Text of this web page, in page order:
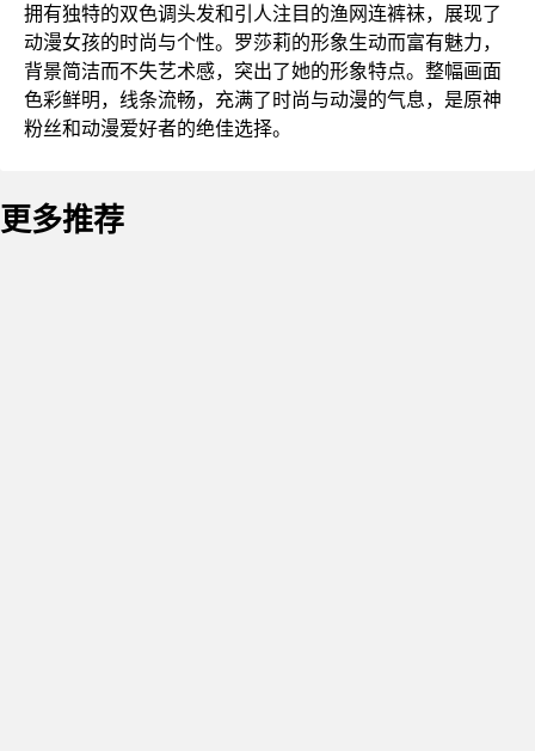
拥有独特的双色调头发和引人注目的渔网连裤袜，展现了
动漫女孩的时尚与个性。罗莎莉的形象生动而富有魅力，
背景简洁而不失艺术感，突出了她的形象特点。整幅画面
色彩鲜明，线条流畅，充满了时尚与动漫的气息，是原神
粉丝和动漫爱好者的绝佳选择。
更多推荐